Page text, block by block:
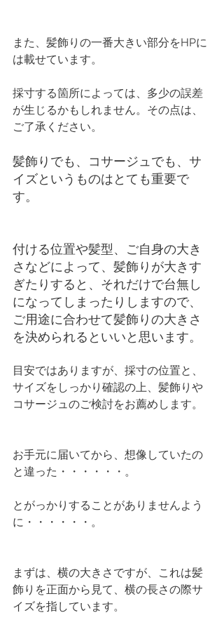
また、髪飾りの一番大きい部分をHPに
は載せています。
採寸する箇所によっては、多少の誤差
が生じるかもしれません。その点は、
ご了承ください。
髪飾りでも、コサージュでも、サ
イズというものはとても重要で
す。
付ける位置や髪型、ご自身の大き
さなどによって、髪飾りが大きす
ぎたりすると、それだけで台無し
になってしまったりしますので、
ご用途に合わせて髪飾りの大きさ
を決められるといいと思います。
目安ではありますが、採寸の位置と、
サイズをしっかり確認の上、髪飾りや
コサージュのご検討をお薦めします。
お手元に届いてから、想像していたの
と違った・・・・・・。
とがっかりすることがありませんよう
に・・・・・・。
まずは、横の大きさですが、これは髪
飾りを正面から見て、横の長さの際サ
イズを指しています。